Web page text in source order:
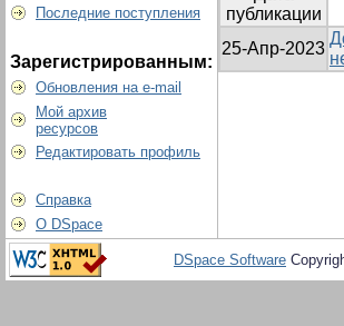
Последние поступления
Зарегистрированным:
Обновления на e-mail
Мой архив
ресурсов
Редактировать профиль
Справка
О DSpace
публикации
25-Апр-2023
DSpace Software